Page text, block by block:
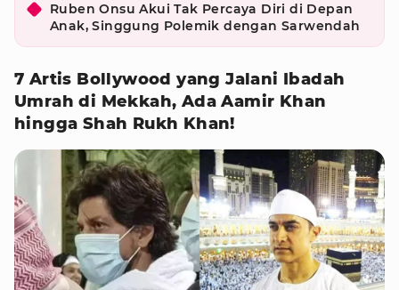
Ruben Onsu Akui Tak Percaya Diri di Depan
Anak, Singgung Polemik dengan Sarwendah
7 Artis Bollywood yang Jalani Ibadah
Umrah di Mekkah, Ada Aamir Khan
hingga Shah Rukh Khan!